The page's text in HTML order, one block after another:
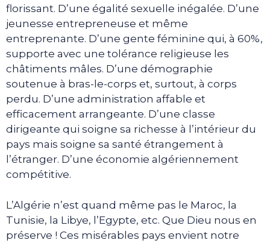
florissant. D’une égalité sexuelle inégalée. D’une
jeunesse entrepreneuse et même
entreprenante. D’une gente féminine qui, à 60%,
supporte avec une tolérance religieuse les
châtiments mâles. D’une démographie
soutenue à bras-le-corps et, surtout, à corps
perdu. D’une administration affable et
efficacement arrangeante. D’une classe
dirigeante qui soigne sa richesse à l’intérieur du
pays mais soigne sa santé étrangement à
l’étranger. D’une économie algériennement
compétitive.
L’Algérie n’est quand même pas le Maroc, la
Tunisie, la Libye, l’Egypte, etc. Que Dieu nous en
préserve ! Ces misérables pays envient notre